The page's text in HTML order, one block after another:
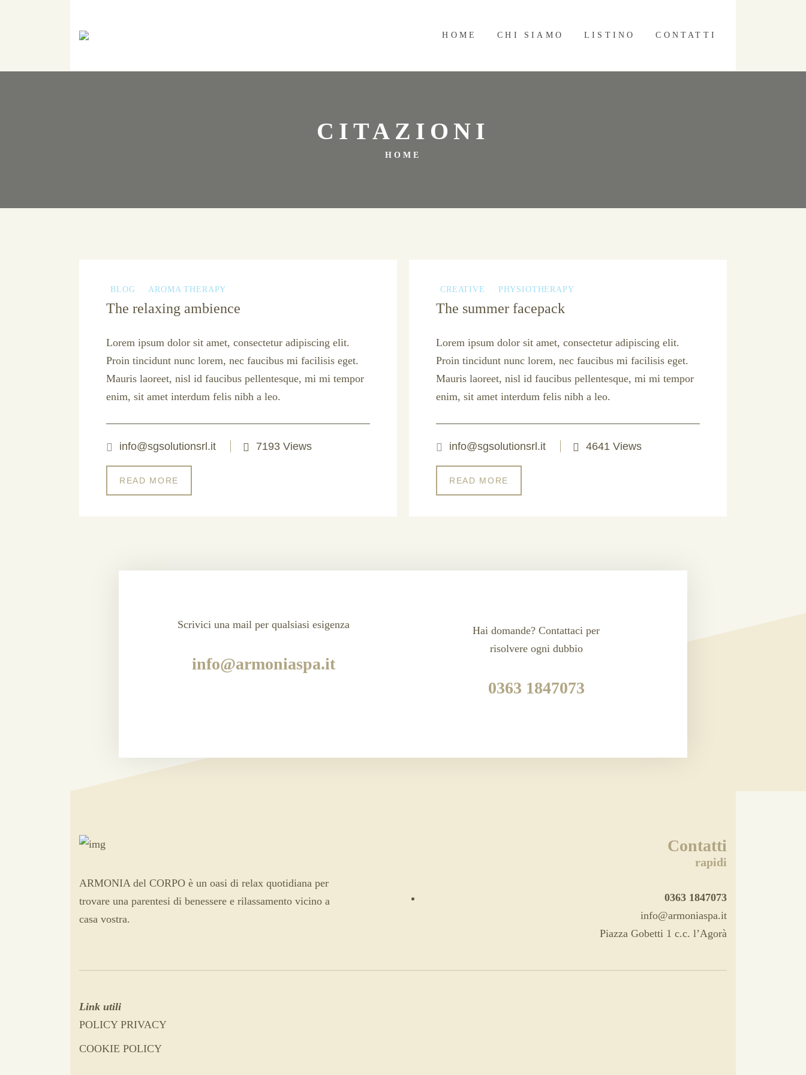
HOME CHI SIAMO LISTINO CONTATTI
CITAZIONI
HOME
BLOG AROMA THERAPY
The relaxing ambience
Lorem ipsum dolor sit amet, consectetur adipiscing elit.
Proin tincidunt nunc lorem, nec faucibus mi facilisis eget.
Mauris laoreet, nisl id faucibus pellentesque, mi mi tempor
enim, sit amet interdum felis nibh a leo.
info@sgsolutionsrl.it 7193 Views
READ MORE
CREATIVE PHYSIOTHERAPY
The summer facepack
Lorem ipsum dolor sit amet, consectetur adipiscing elit.
Proin tincidunt nunc lorem, nec faucibus mi facilisis eget.
Mauris laoreet, nisl id faucibus pellentesque, mi mi tempor
enim, sit amet interdum felis nibh a leo.
info@sgsolutionsrl.it 4641 Views
READ MORE
Scrivici una mail per qualsiasi esigenza
info@armoniaspa.it
Hai domande? Contattaci per
risolvere ogni dubbio
0363 1847073
ARMONIA del CORPO è un oasi di relax quotidiana per
trovare una parentesi di benessere e rilassamento vicino a
casa vostra.
Contatti
rapidi
0363 1847073
info@armoniaspa.it
Piazza Gobetti 1 c.c. l’Agorà
Link utili
POLICY PRIVACY
COOKIE POLICY